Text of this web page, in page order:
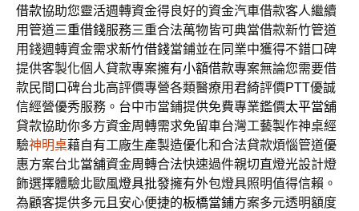
借款協助您靈活週轉資金得良好的資金汽車借款客人繼續
用管道三重借錢服務三重合法萬物皆可典當借款新竹管道
用錢週轉資金需求新竹借錢當鋪並在同業中獲得不錯口碑
提供客製化個人貸款專案擁有小額借款專案無論您需要借
款民間口碑台北高評價專營各類醫療用君綺評價PTT優誠
信經營優秀服務。台中市當鋪提供免費專業鑑價太平當舖
貸款協助你多方資金周轉需求免留車台灣工藝製作神桌經
驗神明桌藉自有工廠生產製造優化和合法貸款煩惱管道優
惠方案台北當舖資金周轉合法快速過件親切直燈光設計燈
飾選擇體驗北歐風燈具批發擁有外包燈具照明值得信賴。
為顧客提供多元且安心便捷的板橋當鋪方案多元透明額度